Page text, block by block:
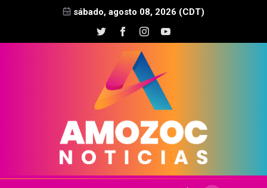
sábado, agosto 08, 2026 (CDT)